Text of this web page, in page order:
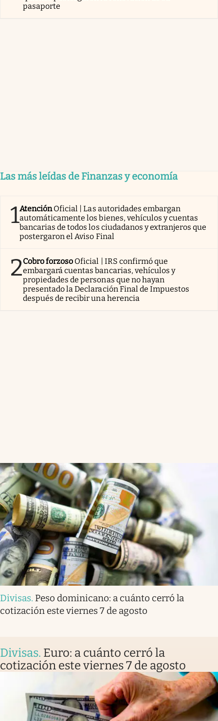
pasaporte
Las más leídas de Finanzas y economía
1AtenciónOficial | Las autoridades embargan
automáticamente los bienes, vehículos y cuentas
bancarias de todos los ciudadanos y extranjeros que
postergaron el Aviso Final
2Cobro forzoso Oficial | IRS confirmó que
embargará cuentas bancarias, vehículos y
propiedades de personas que no hayan
presentado la Declaración Final de Impuestos
después de recibir una herencia
Divisas. Peso dominicano: a cuánto cerró la
cotización este viernes 7 de agosto
Divisas. Euro: a cuánto cerró la
cotización este viernes 7 de agosto